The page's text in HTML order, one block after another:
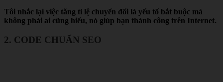
Tôi nhắc lại việc tăng tỉ lệ chuyển đổi là yếu tố bắt buộc mà
không phải ai cũng hiểu, nó giúp bạn thành công trên Internet.
2. CODE CHUẨN SEO